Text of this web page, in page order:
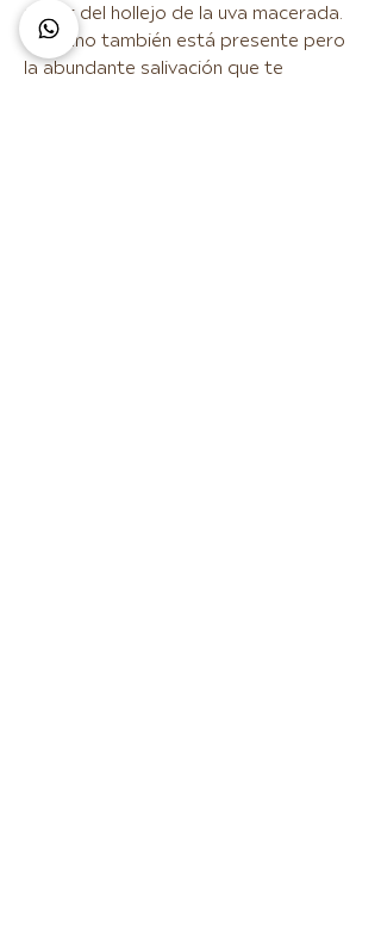
sabor del hollejo de la uva macerada.
El tanino también está presente pero
la abundante salivación que te